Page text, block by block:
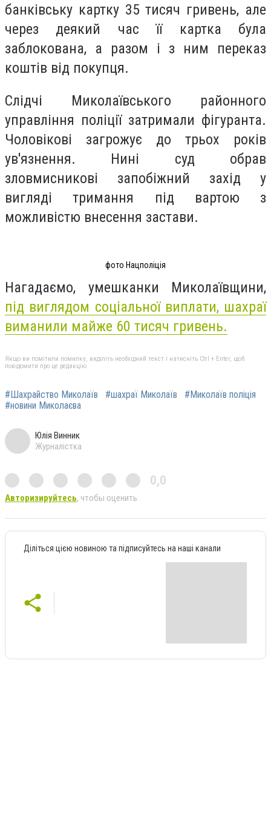
банківську картку 35 тисяч гривень, але
через деякий час її картка була
заблокована, а разом і з ним переказ
коштів від покупця.
Слідчі Миколаївського районного
управління поліції затримали фігуранта.
Чоловікові загрожує до трьох років
ув'язнення. Нині суд обрав
зловмисникові запобіжний захід у
вигляді тримання під вартою з
можливістю внесення застави.
фото Нацполіція
Нагадаємо, умешканки Миколаївщини,
під виглядом соціальної виплати, шахраї
виманили майже 60 тисяч гривень.
Якщо ви помітили помилку, виділіть необхідний текст і натисніть Ctrl + Enter, щоб
повідомити про це редакцію
#Шахрайство Миколаїв #шахраї Миколаїв
#Миколаїв поліція
#новини Миколаєва
Юлія Винник
Журналістка
0,0
Авторизируйтесь, чтобы оценить
Діліться цією новиною та підписуйтесь на наші канали